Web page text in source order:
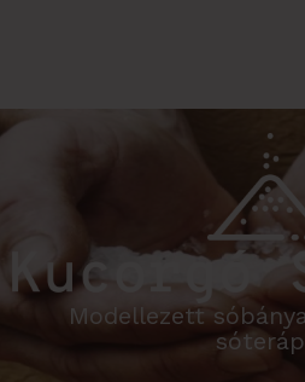
Modellezett